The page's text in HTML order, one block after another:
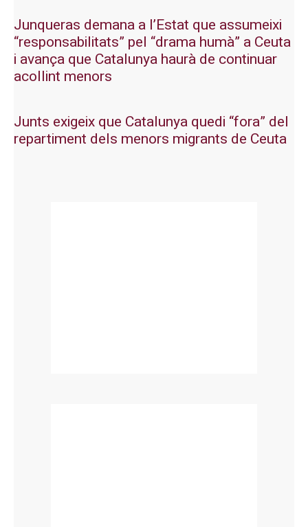
Junqueras demana a l’Estat que assumeixi
“responsabilitats” pel “drama humà” a Ceuta
i avança que Catalunya haurà de continuar
acollint menors
Junts exigeix que Catalunya quedi “fora” del
repartiment dels menors migrants de Ceuta